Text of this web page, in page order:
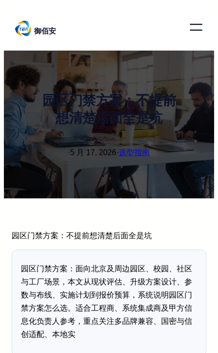
御佰安
园区门禁方案：不提前
想清楚后面全是坑
·5 月 17, 2026·选型指南
园区门禁方案：不提前想清楚后面全是坑
园区门禁方案：面向北京及周边园区、校园、社区
与工厂场景，本文从现状评估、升级方案设计、参
数与布线、实施计划到报价预算，系统说明园区门
禁方案怎么选。适合工程商、系统集成商及甲方信
息化负责人参考，重点关注多品牌兼容、国密与信
创适配、本地实